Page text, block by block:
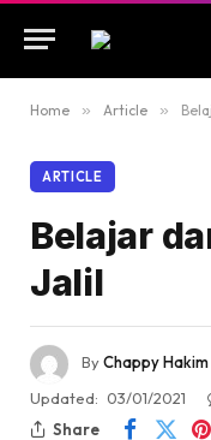
Home » Article »
ARTICLE
Belajar
Jalil
ByChappy Hakim
Updated: 03/01/2021
Share